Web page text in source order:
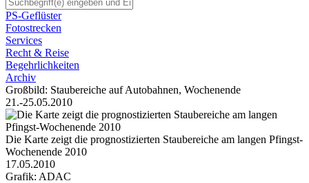
PS-Geflüster
Fotostrecken
Services
Recht & Reise
Begehrlichkeiten
Archiv
Großbild: Staubereiche auf Autobahnen, Wochenende
21.-25.05.2010
Die Karte zeigt die prognostizierten Staubereiche am langen Pfingst-
Wochenende 2010
17.05.2010
Grafik: ADAC